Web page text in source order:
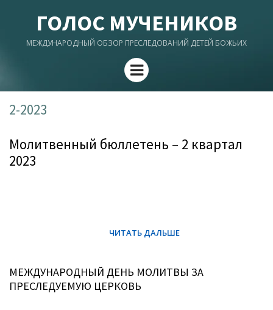
ГОЛОС МУЧЕНИКОВ
МЕЖДУНАРОДНЫЙ ОБЗОР ПРЕСЛЕДОВАНИЙ ДЕТЕЙ БОЖЬИХ
Menu
2-2023
Молитвенный бюллетень – 2 квартал
2023
МЕЖДУНАРОДНЫЙ ДЕНЬ МОЛИТВЫ ЗА
ПРЕСЛЕДУЕМУЮ ЦЕРКОВЬ